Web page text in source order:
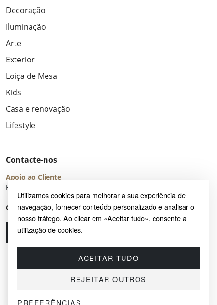
Utilizamos cookies para melhorar a sua experiência de
navegação, fornecer conteúdo personalizado e analisar o
nosso tráfego. Ao clicar em «Aceitar tudo», consente a
utilização de cookies.
ACEITAR TUDO
REJEITAR OUTROS
PREFERÊNCIAS
Decoração
Iluminação
Arte
Exterior
Loiça de Mesa
Kids
Casa e renovação
Lifestyle
Contacte-nos
Apoio ao Cliente
Horário de Atendimento: seg – sex 8:00 – 16:00 (UTC+2)
Centro de Ajuda
Ligue-nos
© 2026 SAYRUG OÜ · KESKLINNA LINNAOSA, AHTRI TN 12, 10151, TALLINN,